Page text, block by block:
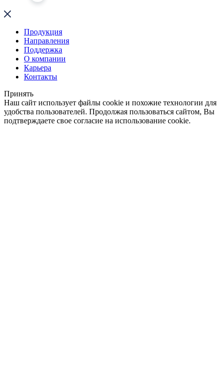
Продукция
Направления
Поддержка
О компании
Карьера
Контакты
Принять
Наш сайт использует файлы cookie и похожие технологии для
удобства пользователей. Продолжая пользоваться сайтом, Вы
подтверждаете свое согласие на использование cookie.